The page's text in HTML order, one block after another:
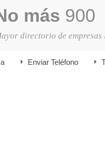
más 900
directorio de empresas
Enviar Teléfono